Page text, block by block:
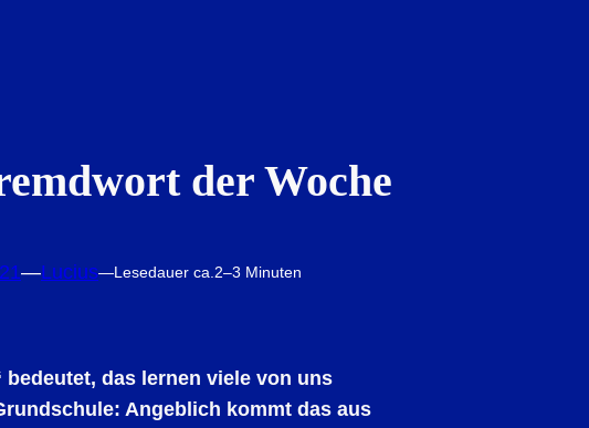
der Woche
—Lucius—Lesedauer ca. 2–3 Minuten
bedeutet, das lernen viele von uns
Angeblich kommt das aus